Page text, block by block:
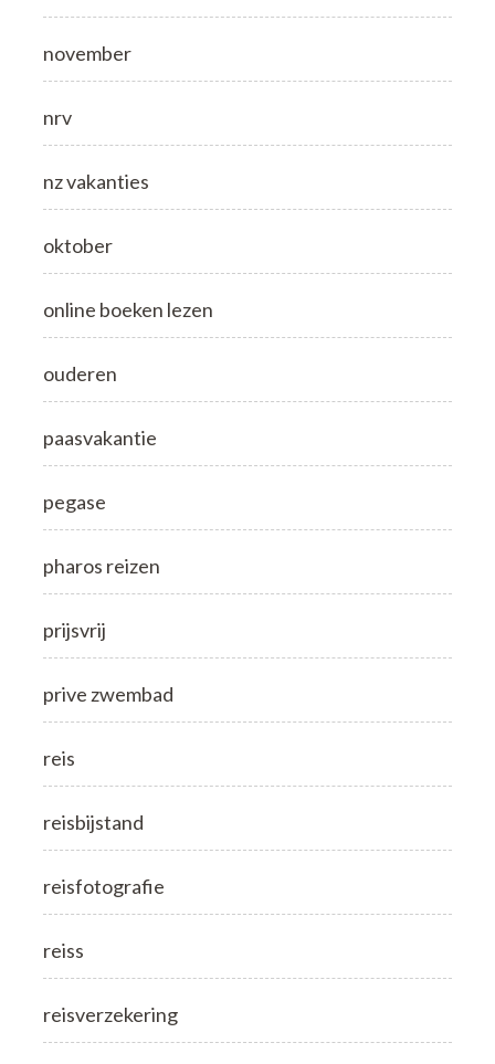
november
nrv
nz vakanties
oktober
online boeken lezen
ouderen
paasvakantie
pegase
pharos reizen
prijsvrij
prive zwembad
reis
reisbijstand
reisfotografie
reiss
reisverzekering